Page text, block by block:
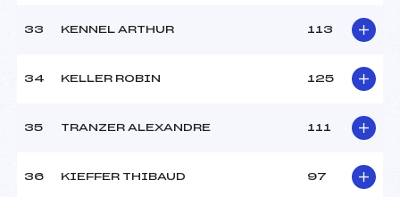
33 KENNEL ARTHUR 113
34 KELLER ROBIN 125
35 TRANZER ALEXANDRE 111
36 KIEFFER THIBAUD 97